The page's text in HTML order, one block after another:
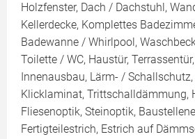
Holzfenster, Dach / Dachstuhl,
Kellerdecke, Komplettes
Badewanne / Whirlpool,
Toilette / WC, Haustür,
Innenausbau, Lärm- /
Klicklaminat, Trittschalldämmung,
Fliesenoptik, Steinoptik,
Fertigteilestrich, Estrich auf